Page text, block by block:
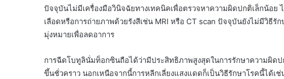
ปัจจุบันไม่มีเครื่องมือวินิจฉัยทางเทคนิคเพื่อตรวจหาความผิดปกติเล็กน้อย
เลือดหรือการถ่ายภาพด้วยรังสีเช่น MRI หรือ CT scan ปัจจุบันยังไม่มีวิธีรั
มุ่งหมายเพื่อลดอาการ
การฉีดโบทูลินั่มท็อกซินถือได้ว่ามีประสิทธิภาพสูงสุดในการรักษาความผิด
ขึ้นชั่วคราว นอกเหนือจากนี้การหลีกเลี่ยงแสงแดดก็เป็นวิธีรักษาโรคนี้ได้เ